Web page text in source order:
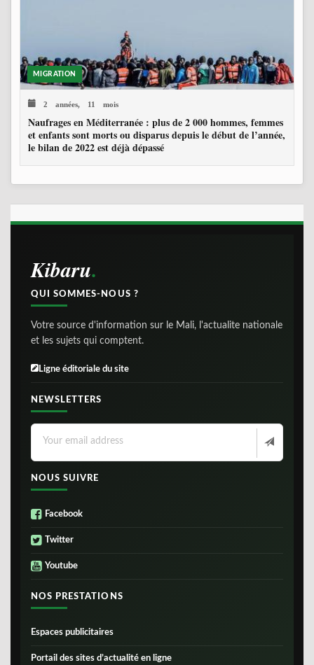
MIGRATION
2 années, 11 mois
Naufrages en Méditerranée : plus de 2 000 hommes, femmes
et enfants sont morts ou disparus depuis le début de l’année,
le bilan de 2022 est déjà dépassé
Kibaru
QUI SOMMES-NOUS ?
Votre source d'information sur le Mali, l'actualite nationale
et les sujets qui comptent.
Ligne éditoriale du site
NEWSLETTERS
NOUS SUIVRE
Facebook
Twitter
Youtube
NOS PRESTATIONS
Espaces publicitaires
Portail des sites d’actualité en ligne